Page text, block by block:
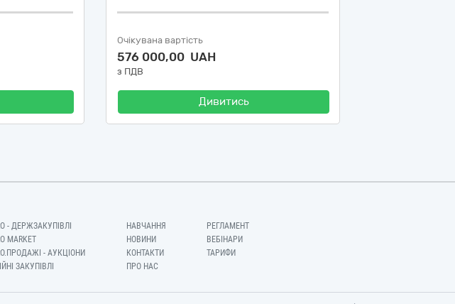
Очікувана вартість
576 000,00 UAH
з ПДВ
Дивитись
- ДЕРЖЗАКУПІВЛІ
MARKET
- АУКЦІОНИ
ЗАКУПІВЛІ
НАВЧАННЯ
НОВИНИ
КОНТАКТИ
ПРО НАС
РЕГЛАМЕНТ
ВЕБІНАРИ
ТАРИФИ